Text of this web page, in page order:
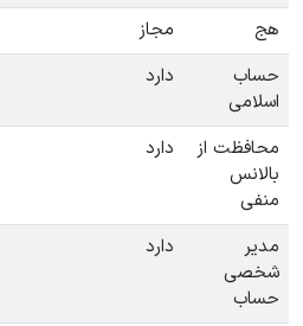
هج مجاز
حساب
اسلامی
دارد
محافظت از
بالانس
منفی
دارد
مدیر
شخصی
حساب
دارد